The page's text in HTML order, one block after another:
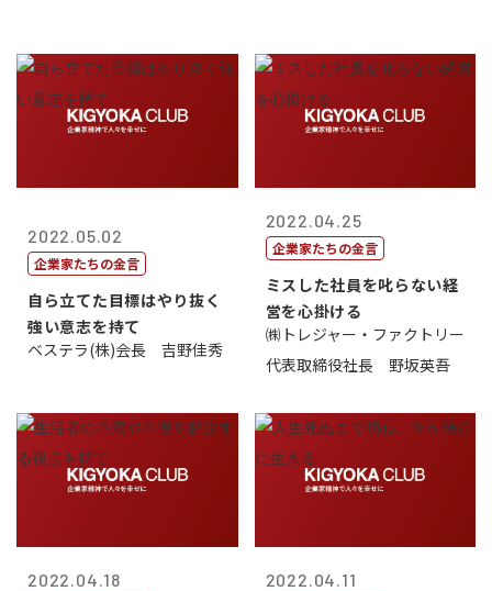
2022.05.02
企業家たちの金言
自ら立てた目標はやり抜く
強い意志を持て
ベステラ(株)会長 吉野佳秀
2022.04.25
企業家たちの金言
ミスした社員を叱らない経
営を心掛ける
㈱トレジャー・ファクトリー
代表取締役社長 野坂英吾
2022.04.18 2022.04.11